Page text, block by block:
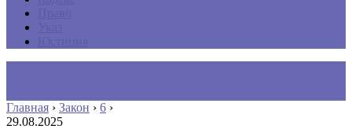
Главная › Закон › 6 ›
29.08.2025